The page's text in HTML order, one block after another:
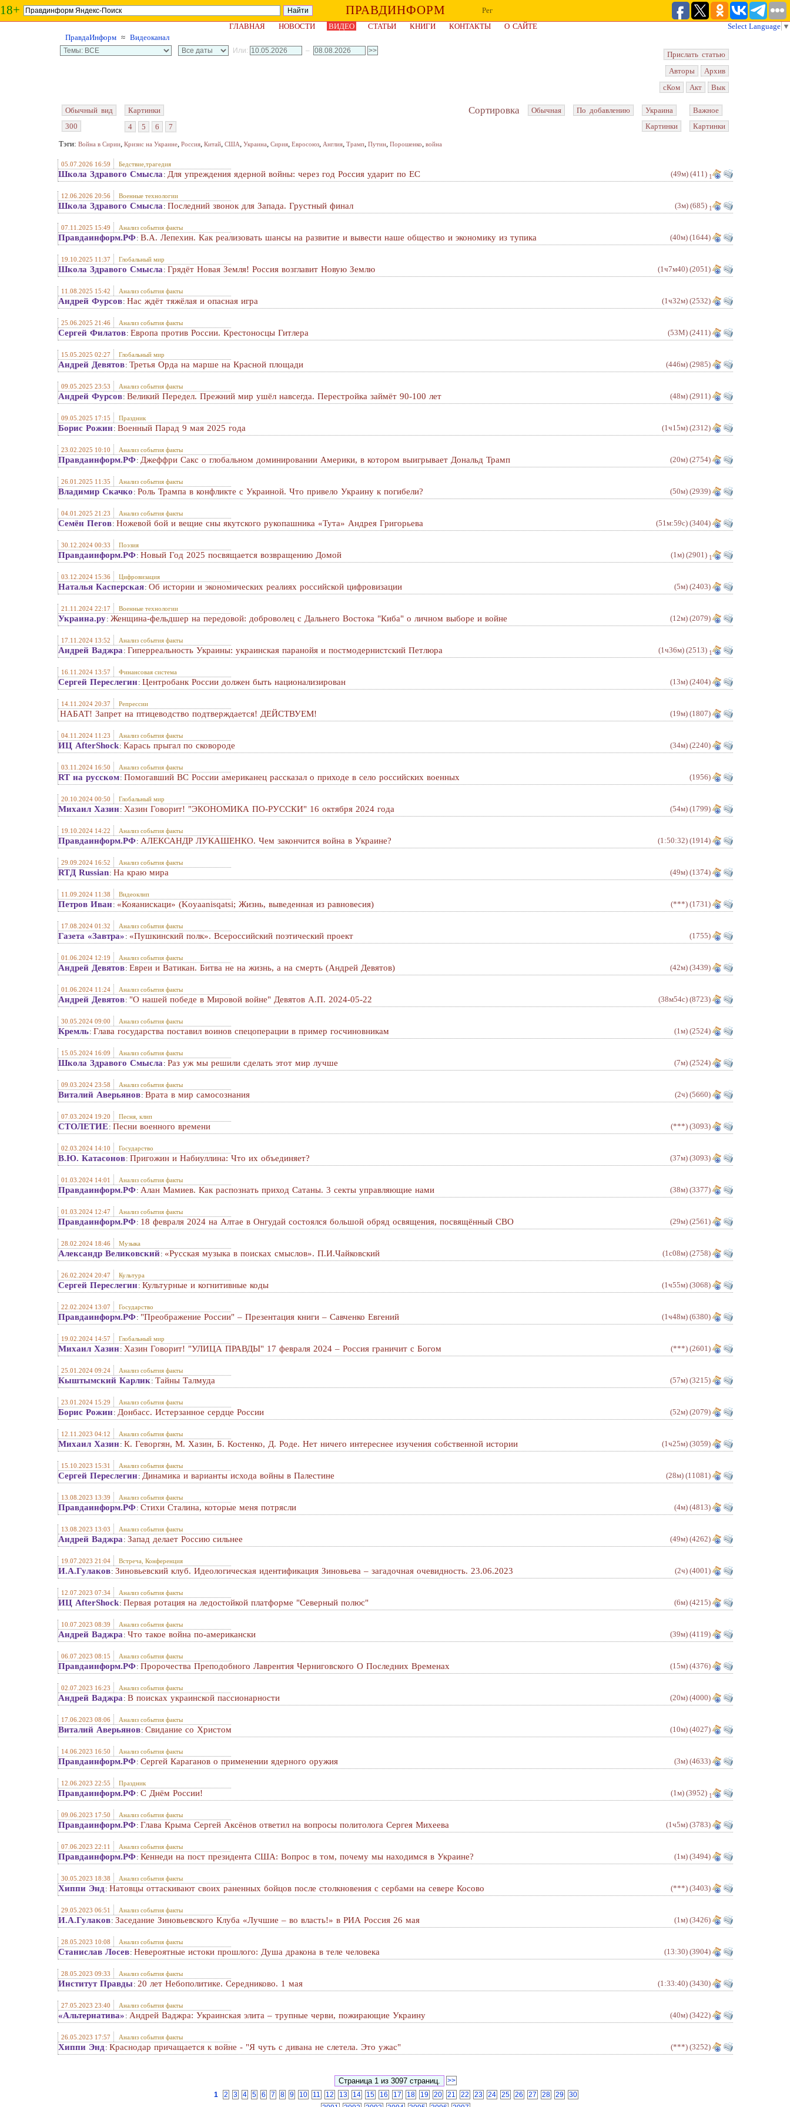
18+ ПРАВДИНФОРМ
Рег
ГЛАВНАЯ
НОВОСТИ ВИДЕО СТАТЬИ КНИГИ КОНТАКТЫ О САЙТЕ Select Language ▼
ПравдаИнформ ≈ Видеоканал
Или: –
Прислать статью
Авторы
Архив
сКом
Акт Вык
Обычный вид
300
Картинки
4
5 6 7
Сортировка Обычная По добавлению
Украина
Картинки
Важное
Картинки
Тэги: Война в Сирии, Кризис на Украине, Россия, Китай, США, Украина, Сирия, Евросоюз, Англия, Трамп, Путин, Порошенко, война
05.07.2026 16:59 Бедствие,трагедия
Школа Здравого Смысла : Для упреждения ядерной войны: через год Россия ударит по ЕС (49м) (411) 1
12.06.2026 20:56 Военные технологии
Школа Здравого Смысла : Последний звонок для Запада. Грустный финал (3м) (685) 1
07.11.2025 15:49 Анализ события факты
Правдаинформ.РФ: В.А. Лепехин. Как реализовать шансы на развитие и вывести наше общество и экономику из тупика (40м) (1644)
19.10.2025 11:37 Глобальный мир
Школа Здравого Смысла : Грядёт Новая Земля! Россия возглавит Новую Землю (1ч7м40) (2051)
11.08.2025 15:42 Анализ события факты
Андрей Фурсов: Нас ждёт тяжёлая и опасная игра (1ч32м) (2532)
25.06.2025 21:46 Анализ события факты
Сергей Филатов: Европа против России. Крестоносцы Гитлера (53М) (2411)
15.05.2025 02:27 Глобальный мир
Андрей Девятов: Третья Орда на марше на Красной площади (446м) (2985)
09.05.2025 23:53 Анализ события факты
Андрей Фурсов: Великий Передел. Прежний мир ушёл навсегда. Перестройка займёт 90-100 лет (48м) (2911)
09.05.2025 17:15 Праздник
Борис Рожин: Военный Парад 9 мая 2025 года (1ч15м) (2312)
23.02.2025 10:10 Анализ события факты
Правдаинформ.РФ: Джеффри Сакс о глобальном доминировании Америки, в котором выигрывает Дональд Трамп (20м) (2754)
26.01.2025 11:35 Анализ события факты
Владимир Скачко : Роль Трампа в конфликте с Украиной. Что привело Украину к погибели? (50м) (2939)
04.01.2025 21:23 Анализ события факты
Семён Пегов: Ножевой бой и вещие сны якутского рукопашника «Тута» Андрея Григорьева (51м:59с) (3404)
30.12.2024 00:33 Поэзия
Правдаинформ.РФ: Новый Год 2025 посвящается возвращению Домой (1м) (2901) 1
03.12.2024 15:36 Цифровизация
Наталья Касперская: Об истории и экономических реалиях российской цифровизации (5м) (2403)
21.11.2024 22:17 Военные технологии
Украина.ру: Женщина-фельдшер на передовой: доброволец с Дальнего Востока "Киба" о личном выборе и войне (12м) (2079)
17.11.2024 13:52 Анализ события факты
Андрей Ваджра : Гиперреальность Украины: украинская паранойя и постмодернистский Петлюра (1ч36м) (2513) 1
16.11.2024 13:57 Финансовая система
Сергей Переслегин: Центробанк России должен быть национализирован (13м) (2404)
14.11.2024 20:37 Репрессии
НАБАТ! Запрет на птицеводство подтверждается! ДЕЙСТВУЕМ! (19м) (1807)
04.11.2024 11:23 Анализ события факты
ИЦ AfterShock: Карась прыгал по сковороде (34м) (2240)
03.11.2024 16:50 Анализ события факты
RT на русском: Помогавший ВС России американец рассказал о приходе в село российских военных (1956)
20.10.2024 00:50 Глобальный мир
Михаил Хазин: Хазин Говорит! "ЭКОНОМИКА ПО-РУССКИ" 16 октября 2024 года (54м) (1799)
19.10.2024 14:22 Анализ события факты
Правдаинформ.РФ: АЛЕКСАНДР ЛУКАШЕНКО. Чем закончится война в Украине? (1:50:32) (1914)
29.09.2024 16:52 Анализ события факты
RTД Russian: На краю мира (49м) (1374)
11.09.2024 11:38 Видеоклип
Петров Иван: «Кояанискаци» (Koyaanisqatsi; Жизнь, выведенная из равновесия) (***) (1731)
17.08.2024 01:32 Анализ события факты
Газета «Завтра» : «Пушкинский полк». Всероссийский поэтический проект (1755)
01.06.2024 12:19 Анализ события факты
Андрей Девятов: Евреи и Ватикан. Битва не на жизнь, а на смeрть (Андрей Девятов) (42м) (3439)
01.06.2024 11:24 Анализ события факты
Андрей Девятов: "О нашей победе в Мировой войне" Девятов А.П. 2024-05-22 (38м54с) (8723)
30.05.2024 09:00 Анализ события факты
Кремль: Глава государства поставил воинов спецоперации в пример госчиновникам (1м) (2524)
15.05.2024 16:09 Анализ события факты
Школа Здравого Смысла : Раз уж мы решили сделать этот мир лучше (7м) (2524)
09.03.2024 23:58 Анализ события факты
Виталий Аверьянов: Врата в мир самосознания (2ч) (5660)
07.03.2024 19:20 Песня, клип
СТОЛЕТИЕ: Песни военного времени (***) (3093)
02.03.2024 14:10 Государство
В.Ю. Катасонов: Пригожин и Набиуллина: Что их объединяет? (37м) (3093)
01.03.2024 14:01 Анализ события факты
Правдаинформ.РФ: Алан Мамиев. Как распознать приход Сатаны. 3 секты управляющие нами (38м) (3377)
01.03.2024 12:47 Анализ события факты
Правдаинформ.РФ: 18 февраля 2024 на Алтае в Онгудай состоялся большой обряд освящения, посвящённый СВО (29м) (2561)
28.02.2024 18:46 Музыка
Александр Великовский: «Русская музыка в поисках смыслов». П.И.Чайковский (1с08м) (2758)
26.02.2024 20:47 Культура
Сергей Переслегин: Культурные и когнитивные коды (1ч55м) (3068)
22.02.2024 13:07 Государство
Правдаинформ.РФ: "Преображение России" – Презентация книги – Савченко Евгений (1ч48м) (6380)
19.02.2024 14:57 Глобальный мир
Михаил Хазин: Хазин Говорит! "УЛИЦА ПРАВДЫ" 17 февраля 2024 – Россия граничит с Богом (***) (2601)
25.01.2024 09:24 Анализ события факты
Кыштымский Карлик : Тайны Талмуда (57м) (3215)
23.01.2024 15:29 Анализ события факты
Борис Рожин: Донбасс. Истерзанное сердце России (52м) (2079)
12.11.2023 04:12 Анализ события факты
Михаил Хазин: К. Геворгян, М. Хазин, Б. Костенко, Д. Роде. Нет ничего интереснее изучения собственной истории (1ч25м) (3059)
15.10.2023 15:31 Анализ события факты
Сергей Переслегин: Динамика и варианты исхода войны в Палестине (28м) (11081)
13.08.2023 13:39 Анализ события факты
Правдаинформ.РФ: Стихи Сталина, которые меня потрясли (4м) (4813)
13.08.2023 13:03 Анализ события факты
Андрей Ваджра : Запад делает Россию сильнее (49м) (4262)
19.07.2023 21:04 Встреча, Конференция
И.А.Гулаков: Зиновьевский клуб. Идеологическая идентификация Зиновьева – загадочная очевидность. 23.06.2023 (2ч) (4001)
12.07.2023 07:34 Анализ события факты
ИЦ AfterShock: Первая ротация на ледостойкой платформе "Северный полюс" (6м) (4215)
10.07.2023 08:39 Анализ события факты
Андрей Ваджра : Что такое война по-американски (39м) (4119)
06.07.2023 08:15 Анализ события факты
Правдаинформ.РФ: Пророчества Преподобного Лаврентия Черниговского О Последних Временах (15м) (4376)
02.07.2023 16:23 Анализ события факты
Андрей Ваджра : В поисках украинской пассионарности (20м) (4000)
17.06.2023 08:06 Анализ события факты
Виталий Аверьянов: Свидание со Христом (10м) (4027)
14.06.2023 16:50 Анализ события факты
Правдаинформ.РФ: Сергей Караганов о применении ядерного оружия (3м) (4633)
12.06.2023 22:55 Праздник
Правдаинформ.РФ: С Днём России! (1м) (3952) 1
09.06.2023 17:50 Анализ события факты
Правдаинформ.РФ: Глава Крыма Сергей Аксёнов ответил на вопросы политолога Сергея Михеева (1ч5м) (3783)
07.06.2023 22:11 Анализ события факты
Правдаинформ.РФ: Кеннеди на пост президента США: Вопрос в том, почему мы находимся в Украине? (1м) (3494)
30.05.2023 18:38 Анализ события факты
Хиппи Энд : Натовцы оттаскивают своих раненных бойцов после столкновения с сербами на севере Косово (***) (3403)
29.05.2023 06:51 Анализ события факты
И.А.Гулаков: Заседание Зиновьевского Клуба «Лучшие – во власть!» в РИА Россия 26 мая (1м) (3426)
28.05.2023 10:08 Анализ события факты
Станислав Лосев: Невероятные истоки прошлого: Душа дракона в теле человека (13:30) (3904)
28.05.2023 09:33 Анализ события факты
Институт Правды: 20 лет Небополитике. Середниково. 1 мая (1:33:40) (3430)
27.05.2023 23:40 Анализ события факты
«Альтернатива» : Андрей Ваджра: Украинская элита – трупные черви, пожирающие Украину (40м) (3422)
26.05.2023 17:57 Анализ события факты
Хиппи Энд : Краснодар причащается к войне - "Я чуть с дивана не слетела. Это ужас" (***) (3252)
>>
1
2 3 4 5 6 7 8 9 10 11 12 13 14 15 16 17 18 19 20 21 22 23 24 25 26 27 28 29
30